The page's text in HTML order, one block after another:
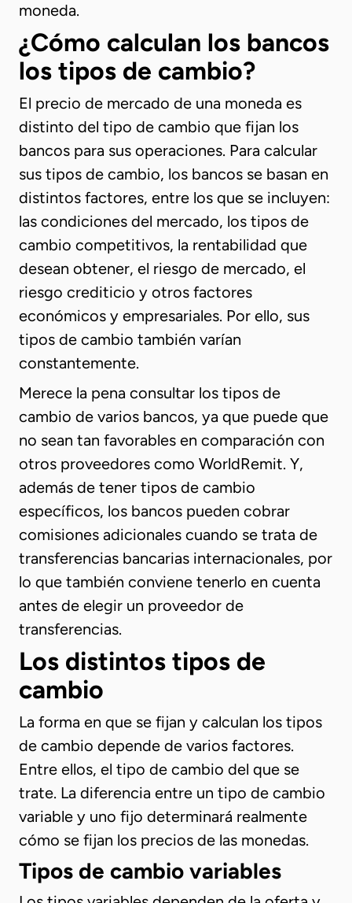
moneda.
¿Cómo calculan los bancos
los tipos de cambio?
El precio de mercado de una moneda es
distinto del tipo de cambio que fijan los
bancos para sus operaciones. Para calcular
sus tipos de cambio, los bancos se basan en
distintos factores, entre los que se incluyen:
las condiciones del mercado, los tipos de
cambio competitivos, la rentabilidad que
desean obtener, el riesgo de mercado, el
riesgo crediticio y otros factores
económicos y empresariales. Por ello, sus
tipos de cambio también varían
constantemente.
Merece la pena consultar los tipos de
cambio de varios bancos, ya que puede que
no sean tan favorables en comparación con
otros proveedores como WorldRemit. Y,
además de tener tipos de cambio
específicos, los bancos pueden cobrar
comisiones adicionales cuando se trata de
transferencias bancarias internacionales, por
lo que también conviene tenerlo en cuenta
antes de elegir un proveedor de
transferencias.
Los distintos tipos de
cambio
La forma en que se fijan y calculan los tipos
de cambio depende de varios factores.
Entre ellos, el tipo de cambio del que se
trate. La diferencia entre un tipo de cambio
variable y uno fijo determinará realmente
cómo se fijan los precios de las monedas.
Tipos de cambio variables